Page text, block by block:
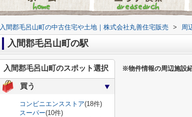
入間郡毛呂山町の中古住宅や土地｜株式会社丸善住宅販売 > 周
入間郡毛呂山町の駅
※物件情報の周辺施設
入間郡毛呂山町のスポット選択
買う
コンビニエンスストア(18件)
スーパー(10件)